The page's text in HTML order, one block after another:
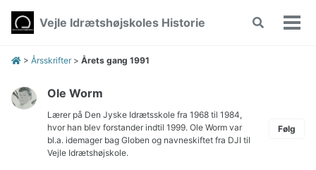
Skip
navigation
Skip
Skip
Vejle Idrætshøjskoles Historie
Toggle Vis/
> Årsskrifter > Årets gang 1991
Ole Worm
Lærer på Den Jyske Idrætsskole fra 1968 til 1984,
hvor han blev forstander indtil 1999. Ole Worm var
bl.a. idemager bag Globen og navneskiftet fra DJI til
Vejle Idrætshøjskole.
Følg